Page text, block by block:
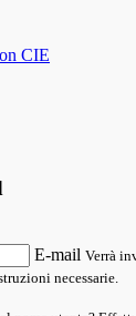
CIE
E-mail Verrà
necessarie.